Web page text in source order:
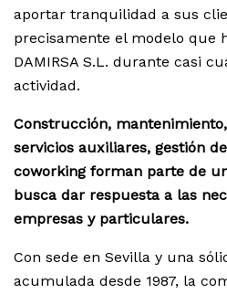
aportar tranquilidad a sus
precisamente el modelo que
DAMIRSA S.L. durante casi
actividad.
Construcción,
servicios auxiliares, gestión
coworking forman parte de
busca dar respuesta a las
empresas y particulares.
Con sede en Sevilla y una
acumulada desde 1987, la